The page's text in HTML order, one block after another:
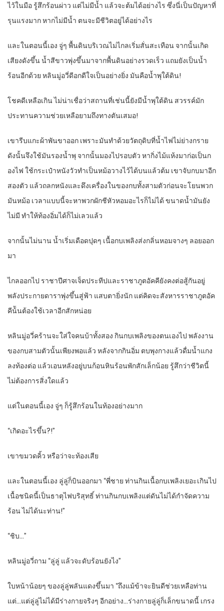
ไว้ในมือ รู้สึกร้อนผ่าว แต่ไม่มีน้ำ แล้วจะต้มได้อย่างไร ซึ่งนี่เป็นปัญหาที่
รุนแรงมาก หากไม่มีน้ำ ตนจะมีชีวิตอยู่ได้อย่างไร
และในตอนนี้เอง จู่ๆ พื้นดินบริเวณไม่ไกลเริ่มสั่นสะเทือน จากนั้นเกิด
เสียงดังขึ้น น้ำสีขาวพุ่งขึ้นมาจากพื้นดินอย่างรวดเร็ว แถมยังเป็นน้ำ
ร้อนอีกด้วย หลินมู่อวี่ดีอกดีใจเป็นอย่างยิ่ง มันคือน้ำพุใต้ดิน!
โชคดีเหลือเกิน ไม่น่าเชื่อว่าสถานที่เช่นนี้ยังมีน้ำพุใต้ดิน สวรรค์มัก
ประทานความช่วยเหลือยามถึงทางตันเสมอ!
เขารีบแกะผ้าพันขาออก เพราะมันทำด้วยวัตถุดิบที่น้ำไฟไม่ย่างกราย
ดังนั้นจึงใช้มันรองน้ำพุ จากนั้นมองไปรอบตัว หากิ่งไม้แห้งมาก่อเป็นก
องไฟ ใช้กระเป๋าหนังวัวทำเป็นหม้อวางไว้ได้บนแล้วต้ม เขาจับกบมาอีก
สองตัว แล้วถลกหนังและดึงเครื่องในของกบทั้งสามตัวก่อนจะโยนพวก
มันหม้อ เวลาแบบนี้จะหาพวกผักชีหัวหอมอะไรก็ไม่ได้ ขนาดน้ำมันยัง
ไม่มี ทำให้ท้องอิ่มได้ก็ไม่เลวแล้ว
จากนั้นไม่นาน น้ำเริ่มเดือดปุดๆ เนื้อกบเพลิงส่งกลิ่นหอมจางๆ ลอยออก
มา
ไกลออกไป ราชาปีศาจเจ็ดประทีปและราชาภูตอัคคียังคงต่อสู้กันอยู่
พลังประกายดาราพุ่งขึ้นสู่ฟ้า แสบตายิ่งนัก แต่คิดจะสังหารราชาภูตอัค
คีน้ันต้องใช้เวลาอีกสักหน่อย
หลินมู่อวี่คร้านจะใส่ใจคนบ้าทั้งสอง กินกบเพลิงของตนเองไป พลังงาน
ของกบสามตัวนั้นเพียงพอแล้ว หลังจากกินอิ่ม ตบพุงกางแล้วดื่มน้ำแกง
ลงท้องต่อ แล้วเอนหลังอยู่บนก้อนหินร้อนพักสักเล็กน้อย รู้สึกว่าชีวิตนี้
ไม่ต้องการสิ่งใดแล้ว
แต่ในตอนนี้เอง จู่ๆ ก็รู้สึกร้อนในท้องอย่างมาก
“เกิดอะไรขึ้น?!”
เขาขมวดคิ้ว หรือว่าจะท้องเสีย
และในตอนนี้เอง ลู่ลู่ก็บินออกมา “พี่ชาย ท่านกินเนื้อกบเพลิงเยอะเกินไป
เนื้อชนิดนี้เป็นธาตุไฟบริสุทธิ์ ท่านกินกบเพลิงแต่ดันไม่ได้กำจัดความ
ร้อน ไม่ได้นะท่าน!”
“ชิบ…”
หลินมู่อวี่ถาม “ลู่ลู่ แล้วจะดับร้อนยังไง”
ใบหน้าน้อยๆ ของลู่ลู่พลันแดงขึ้นมา “ถึงแม้ข้าจะยินดีช่วยเหลือท่าน
แต่…แต่ลู่ลู่ไม่ได้มีร่างกายจริงๆ อีกอย่าง…ร่างกายลู่ลู่ก็เล็กขนาดนี้ เกรง